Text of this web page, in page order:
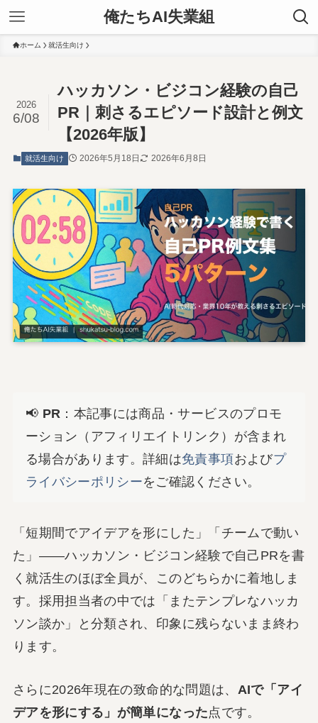
俺たちAI失業組
ホーム 就活生向け
ハッカソン・ビジコン経験の自己
PR｜刺さるエピソード設計と例文
【2026年版】
2026
6/08
就活生向け 2026年5月18日 2026年6月8日
📢 PR ：本記事には商品・サービスのプロモ
ーション（アフィリエイトリンク）が含まれ
る場合があります。詳細は免責事項およびプ
ライバシーポリシーをご確認ください。
「短期間でアイデアを形にした」「チームで動い
た」――ハッカソン・ビジコン経験で自己PRを書
く就活生のほぼ全員が、このどちらかに着地しま
す。採用担当者の中では「またテンプレなハッカ
ソン談か」と分類され、印象に残らないまま終わ
ります。
さらに2026年現在の致命的な問題は、 AIで「アイ
デアを形にする」が簡単になった点です。